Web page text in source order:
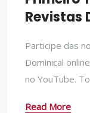
Revistas
Participe das
Dominical
no YouTube.
Read More